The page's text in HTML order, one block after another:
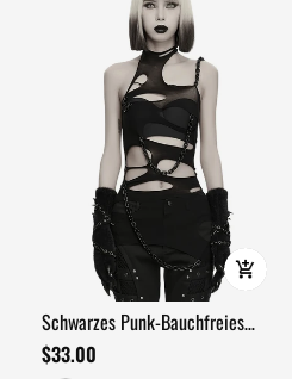
Schwarzes Punk-Bauchfreies
Oberteil mit abnehmbaren Ketten
$33.00